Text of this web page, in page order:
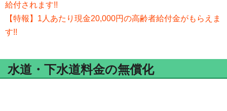
給付されます!!
【特報】1人あたり現金20,000円の高齢者給付金がもらえま
す!!
水道・下水道料金の無償化